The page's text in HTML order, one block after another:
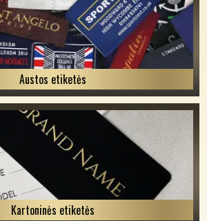
Austos etiketės
Kartoninės etiketės